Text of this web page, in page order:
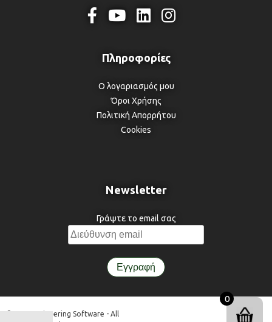
Ο λογαριασμός μου
Όροι Χρήσης
Πολιτική Απορρήτου
Cookies
Newsletter
Γράψτε το email σας
© 3DR Engineering Software - All
0